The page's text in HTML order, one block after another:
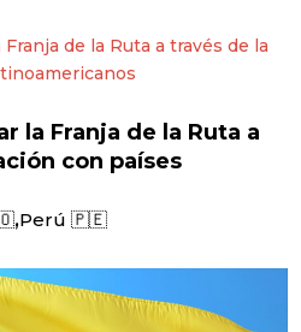
la Franja de la Ruta a
con países
,Perú 🇵🇪